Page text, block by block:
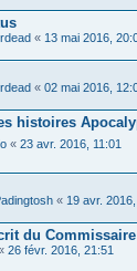
« 13 mai 2016,
« 02 mai 2016,
histoires
« 23 avr. 2016, 11:01
« 19 avr.
du
26 févr. 2016, 21:51